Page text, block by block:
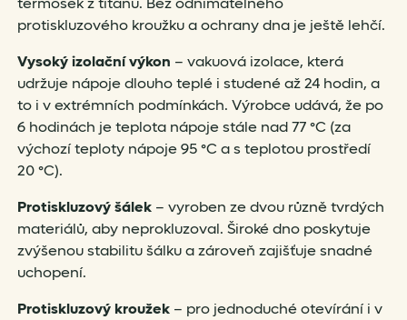
protiskluzového kroužku a ochrany dna je ještě lehčí.
Vysoký izolační výkon – vakuová izolace, která
udržuje nápoje dlouho teplé i studené až 24 hodin, a
to i v extrémních podmínkách. Výrobce udává, že po
6 hodinách je teplota nápoje stále nad 77 °C (za
výchozí teploty nápoje 95 °C a s teplotou prostředí
20 °C).
Protiskluzový šálek– vyroben ze dvou různě tvrdých
materiálů, aby neprokluzoval. Široké dno poskytuje
zvýšenou stabilitu šálku a zároveň zajišťuje snadné
uchopení.
Protiskluzový kroužek– pro jednoduché otevírání i v